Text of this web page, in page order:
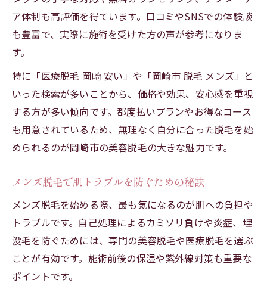
ア体制も高評価を得ています。口コミやSNSでの体験談
も豊富で、実際に施術を受けた方の声が参考になりま
す。
特に「医療脱毛 岡崎 安い」や「岡崎市 脱毛 メンズ」と
いった検索が多いことから、価格や効果、安心感を重視
する方が多い傾向です。都度払いプランやお得なコース
も用意されているため、無理なく自分に合った脱毛を始
められるのが岡崎市の美容脱毛の大きな魅力です。
メンズ脱毛で肌トラブルを防ぐための秘訣
メンズ脱毛を始める際、最も気になるのが肌への負担や
トラブルです。自己処理によるカミソリ負けや炎症、埋
没毛を防ぐためには、専門の美容脱毛や医療脱毛を選ぶ
ことが有効です。施術前後の保湿や紫外線対策も重要な
ポイントです。